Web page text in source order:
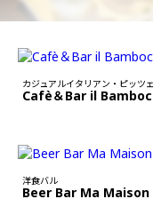
カジュアルイタリアン・ピッツ
Cafè＆Bar il
洋食バル
Beer Bar Ma Maison